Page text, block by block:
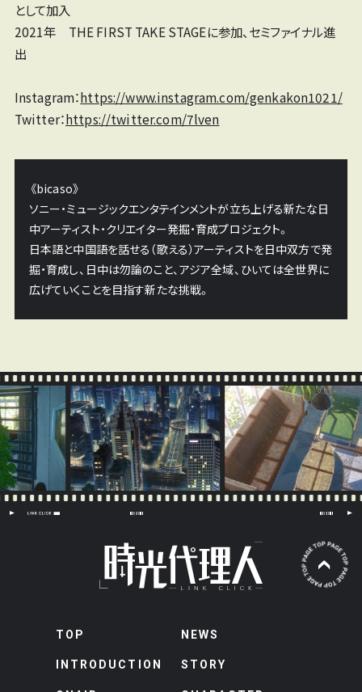
として加入
2021年 THE FIRST TAKE STAGEに参加、セミファイナル進
出
Instagram：https://www.instagram.com/genkakon1021/
Twitter：https://twitter.com/7lven
《bicaso》
ソニー・ミュージックエンタテインメントが立ち上げる新たな日
中アーティスト・クリエイター発掘・育成プロジェクト。
日本語と中国語を話せる（歌える）アーティストを日中双方で発
掘・育成し、日中は勿論のこと、アジア全域、ひいては全世界に
広げていくことを目指す新たな挑戦。
TOP NEWS
INTRODUCTION STORY